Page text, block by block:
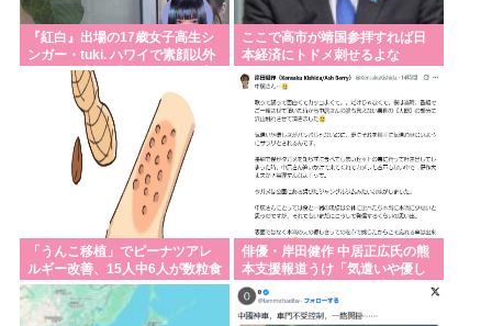
『紅白』出場の17歳女子高生シ
ンガー・tuki. ハワイで素顔以外
ほぼ全部出し 「隠しきれない美
貌」とSNSざわつく
ここで高市が靖国参拝すれば日
本経済にトドメ刺せるよな
「うんこ移植」でピーナツアレ
ルギー改善、15人中6人が数粒食
べられるように
俳優・岸田健作 中居正広氏の熊
本支援報道うけ「気遣いや優し
さがハンパじゃない」 中居氏と
の思い出を回顧